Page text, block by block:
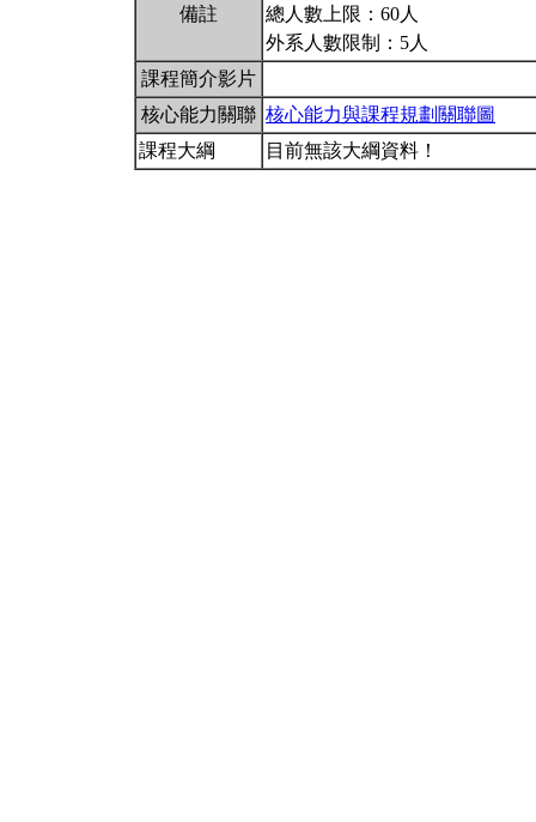
備註
總人數上限：60人
外系人數限制：5人
課程簡介影片
核心能力關聯 核心能力與課程規劃關聯圖
課程大綱
目前無該大綱資料！